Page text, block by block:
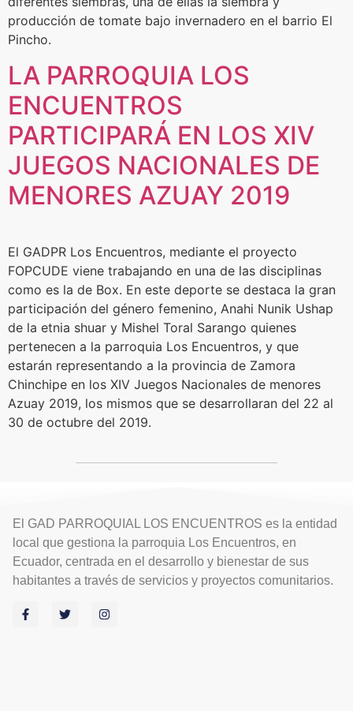
producción de tomate bajo invernadero en el barrio El
Pincho.
LA PARROQUIA LOS
ENCUENTROS
PARTICIPARÁ EN LOS XIV
JUEGOS NACIONALES DE
MENORES AZUAY 2019
El GADPR Los Encuentros, mediante el proyecto
FOPCUDE viene trabajando en una de las disciplinas
como es la de Box. En este deporte se destaca la gran
participación del género femenino, Anahi Nunik Ushap
de la etnia shuar y Mishel Toral Sarango quienes
pertenecen a la parroquia Los Encuentros, y que
estarán representando a la provincia de Zamora
Chinchipe en los XIV Juegos Nacionales de menores
Azuay 2019, los mismos que se desarrollaran del 22 al
30 de octubre del 2019.
El GAD PARROQUIAL LOS ENCUENTROS es la entidad
local que gestiona la parroquia Los Encuentros, en
Ecuador, centrada en el desarrollo y bienestar de sus
habitantes a través de servicios y proyectos comunitarios.